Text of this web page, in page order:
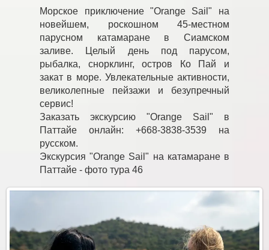
Морское приключение "Orange Sail" на
новейшем, роскошном 45-местном
парусном катамаране в Сиамском
заливе. Целый день под парусом,
рыбалка, снорклинг, остров Ко Пай и
закат в море. Увлекательные активности,
великолепные пейзажи и безупречный
сервис!
Заказать экскурсию "Orange Sail" в
Паттайе онлайн: +668-3838-3539 на
русском.
Экскурсия "Orange Sail" на катамаране в
Паттайе - фото тура 46